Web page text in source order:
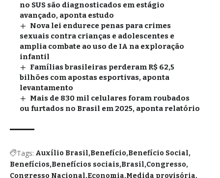
no SUS são diagnosticados em estágio
avançado, aponta estudo
Nova lei endurece penas para crimes
sexuais contra crianças e adolescentes e
amplia combate ao uso de IA na exploração
infantil
Famílias brasileiras perderam R$ 62,5
bilhões com apostas esportivas, aponta
levantamento
Mais de 830 mil celulares foram roubados
ou furtados no Brasil em 2025, aponta relatório
Tags: Auxílio Brasil Benefício Benefício Social
Benefícios Benefícios sociais Brasil Congresso
Congresso Nacional Economia Medida provisória